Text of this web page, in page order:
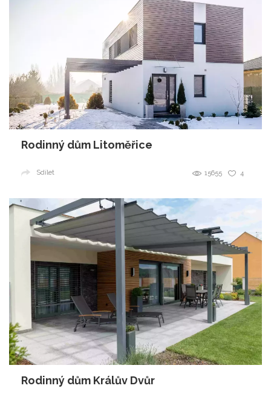
Rodinný dům Litoměřice
4
15655
Sdílet
Rodinný dům Králův Dvůr